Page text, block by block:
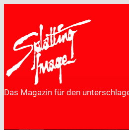
springen
Das Magazin für den